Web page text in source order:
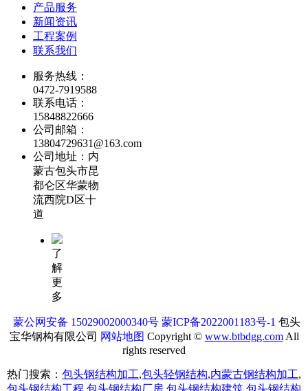
产品服务
新闻资讯
工程案例
联系我们
服务热线：
0472-7919588
联系电话：
15848822666
公司邮箱：
13804729631@163.com
公司地址：内
蒙古包头市昆
都仑区华蒙物
流西院D区十
道
了
解
更
多
蒙公网安备 15029002000340号 蒙ICP备2022001183号-1 包头
宝华钢构有限公司 网站地图 Copyright © www.btbdgg.comAll
rights reserved
热门搜索： 包头钢结构加工,包头轻钢结构,内蒙古钢结构加工,